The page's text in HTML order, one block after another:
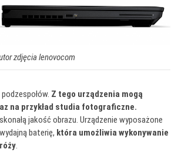
zdjęcia lenovocom
Z tego urządzenia mogą
na przykład studia fotograficzne.
jakość obrazu. Urządzenie wyposażone
baterię, która umożliwia wykonywanie
.